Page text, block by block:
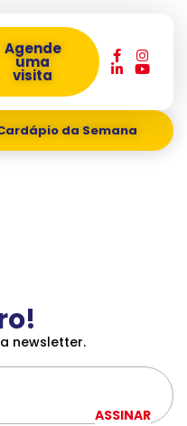
Agende
uma
visita
da Semana
newsletter.
ASSINAR